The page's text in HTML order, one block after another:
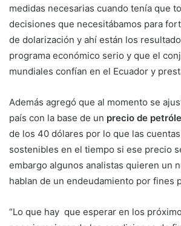
medidas necesarias cuando tenía que
decisiones que necesitábamos para
de dolarización y ahí están los
programa económico serio y que el
mundiales confían en el Ecuador y
Además agregó que al momento se
país con la base de un precio de
de los 40 dólares por lo que las
sostenibles en el tiempo si ese precio
embargo algunos analistas quieren un
hablan de un endeudamiento por fines
“Lo que hay que esperar en los